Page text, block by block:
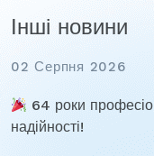
Інші новини
02 Серпня 2026
64 роки
надійності!